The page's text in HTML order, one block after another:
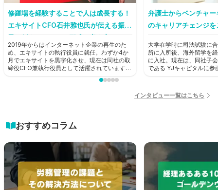
修羅場を経験することで人は成長する！
エキサイトCFO石井雅也氏が伝える振り
子に例えたキャリア形成の考え方とは？
【前編】
2019年からはインターネット企業の再生のた
め、エキサイトの執行役員に就任。わずか4か
月でエキサイトを黒字化させ、現在は同社の取
締役CFO兼執行役員として活躍されています。
弁護士からベンチャ
のキャリアチェンジを
大学在学時に司法試験に
所に入所後、海外留学を
に入社。現在は、同社子
である YJキャピタルに参
インタビュー一覧はこちら
おすすめコラム